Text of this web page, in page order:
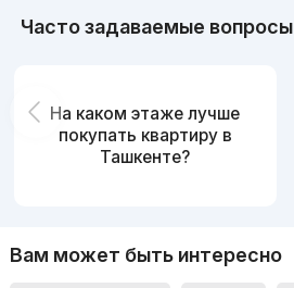
Часто задаваемые вопросы
На каком этаже лучше
покупать квартиру в
Ташкенте?
Вам может быть интересно